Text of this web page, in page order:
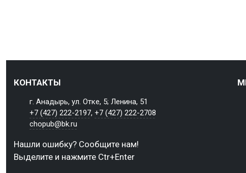
КОНТАКТЫ
г. Анадырь, ул. Отке, 5; Ленина, 51
+7 (427) 222-2197,+7 (427) 222-2708
chopub@bk.ru
Нашли ошибку? Сообщите нам!
Выделите и нажмите Ctr+Enter